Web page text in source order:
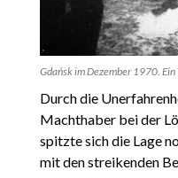
Gdańsk im Dezember 1970.
Durch die
Machthaber bei der
spitzte sich die Lage
mit den streikenden